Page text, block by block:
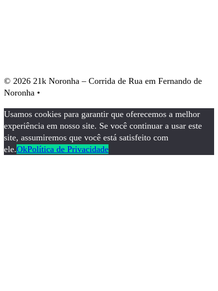
© 2026 21k Noronha – Corrida de Rua em Fernando de
Noronha •
Usamos cookies para garantir que oferecemos a melhor
experiência em nosso site. Se você continuar a usar este
site, assumiremos que você está satisfeito com
ele.OkPolítica de Privacidade